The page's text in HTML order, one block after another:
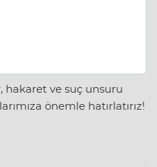
hakaret ve suç unsuru
önemle hatırlatırız!